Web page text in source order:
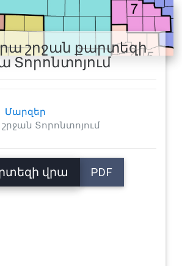
շրջան քարտեզի
Տորոնտոյում
Մարզեր
Տորոնտոյում
վրա PDF